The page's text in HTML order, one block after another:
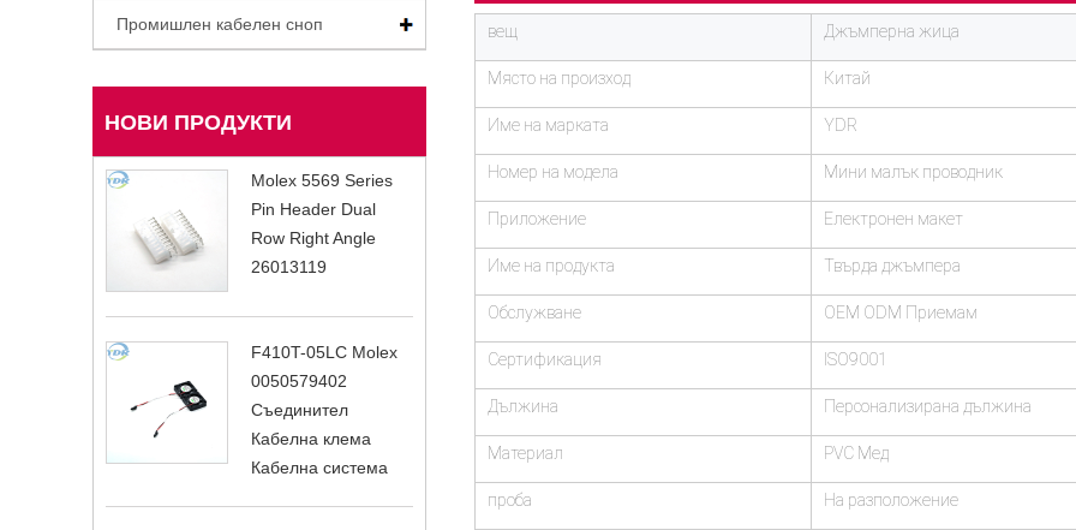
Промишлен кабелен сноп
НОВИ ПРОДУКТИ
Molex 5569 Series
Pin Header Dual
Row Right Angle
26013119
F410T-05LC Molex
0050579402
Съединител
Кабелна клема
Кабелна система
вещ Джъмперна жица
Място на произход Китай
Име на марката YDR
Номер на модела Мини малък проводник
Приложение Електронен макет
Име на продукта Твърда джъмпера
Обслужване OEM ODM Приемам
Сертификация ISO9001
Дължина Персонализирана дължина
Материал PVC Мед
проба На разположение